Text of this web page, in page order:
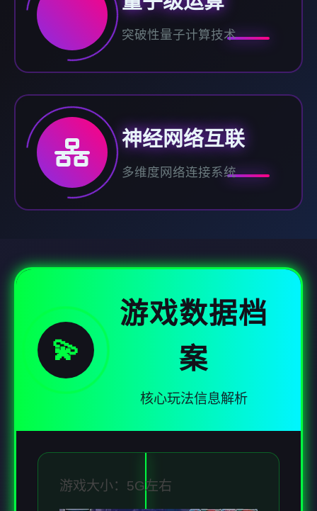
突破性量子计算技术
神经网络互联
多维度网络连接系统
💫
游戏数据档
案
核心玩法信息解析
游戏大小：5G左右